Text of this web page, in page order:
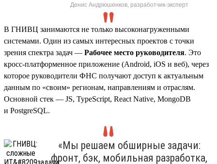
Денис Андрюшенков, разработчик-эксперт
В ГНИВЦ занимаются не только высоконагруженными
системами. Один из самых интересных проектов с точки
зрения спектра задач — Рабочее место руководителя. Это
кросс-платформенное приложение (Android, iOS и веб), через
которое руководители ФНС получают доступ к актуальным
данным по «своим» регионам, направлениям и отраслям.
Основной стек — JS, TypeScript, React Native, MongoDB
и PostgreSQL.
«Мы решаем обширные задачи:
фронт, бэк, мобильная разработка,